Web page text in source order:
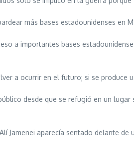
más bases estadounidenses en
a importantes bases
a ocurrir en el futuro; si se
desde que se refugió en un
Jamenei aparecía sentado delante